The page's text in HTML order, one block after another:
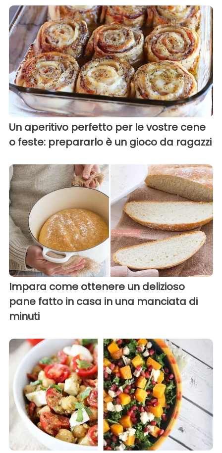
Un aperitivo perfetto per le vostre cene
o feste: prepararlo è un gioco da ragazzi
Impara come ottenere un delizioso
pane fatto in casa in una manciata di
minuti